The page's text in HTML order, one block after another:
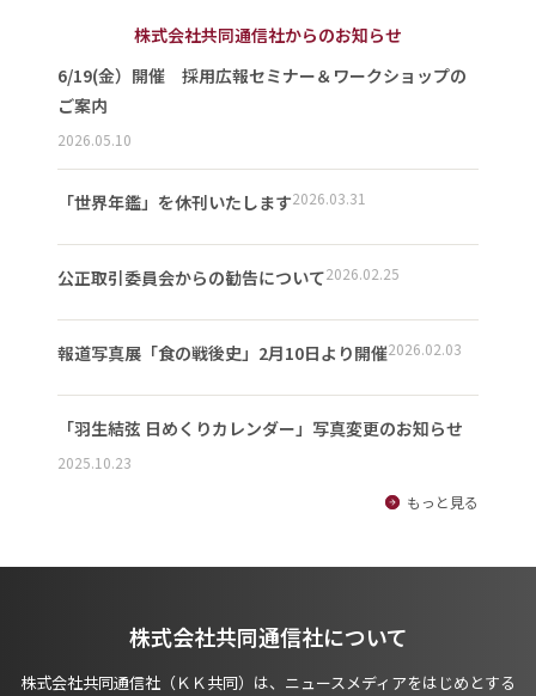
株式会社共同通信社からのお知らせ
6/19(金）開催 採用広報セミナー＆ワークショップの
ご案内
2026.05.10
「世界年鑑」を休刊いたします2026.03.31
公正取引委員会からの勧告について2026.02.25
報道写真展「食の戦後史」2月10日より開催2026.02.03
「羽生結弦 日めくりカレンダー」写真変更のお知らせ
2025.10.23
もっと見る
株式会社共同通信社について
株式会社共同通信社（ＫＫ共同）は、ニュースメディアをはじめとする